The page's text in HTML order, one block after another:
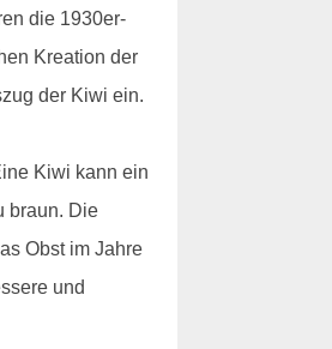
die 1930er-
Kreation der
der Kiwi ein.
Kiwi kann ein
braun. Die
Obst im Jahre
und